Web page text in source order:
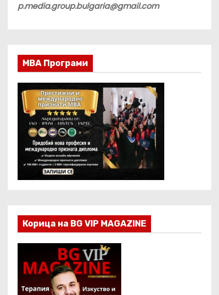
p.media.group.bulgaria@gmail.com
МВА Програми
Корица на BG VIP MAGAZINE